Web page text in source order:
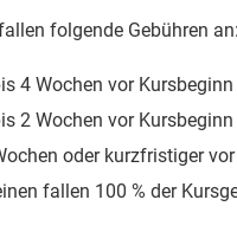
folgende Gebühren an:
4 Wochen vor
2 Wochen vor
oder kurzfristiger
fallen 100 % der